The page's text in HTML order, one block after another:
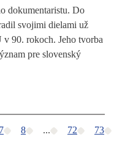
dokumentaristu. Do
svojimi dielami už
90. rokoch. Jeho tvorba
pre slovenský
7 8 ... 72 73